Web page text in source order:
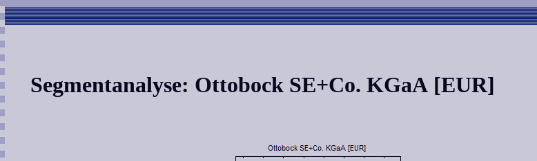
Segmentanalyse: Ottobock SE+Co. KGaA [EUR]